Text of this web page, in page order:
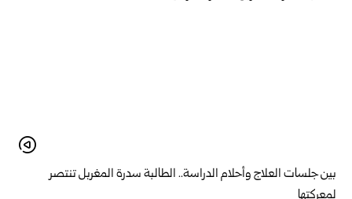
بين جلسات العلاج وأحلام الدراسة.. الطالبة سدرة المغربل تنتصر